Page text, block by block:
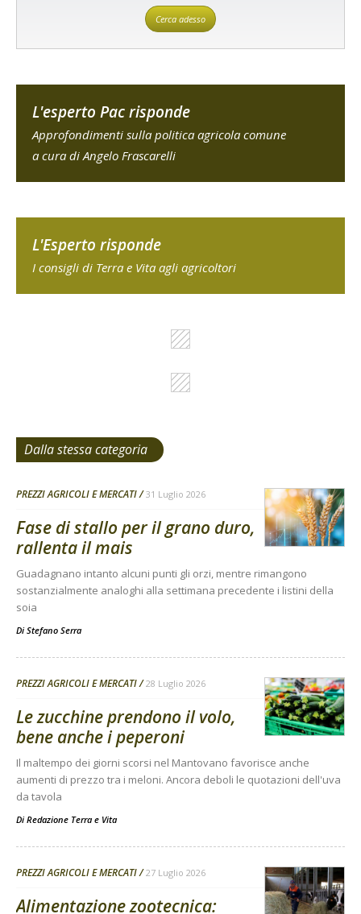
Cerca adesso
L'esperto Pac risponde
Approfondimenti sulla politica agricola comune
a cura di Angelo Frascarelli
L'Esperto risponde
I consigli di Terra e Vita agli agricoltori
Dalla stessa categoria
PREZZI AGRICOLI E MERCATI 31 Luglio 2026
Fase di stallo per il grano duro,
rallenta il mais
Guadagnano intanto alcuni punti gli orzi, mentre rimangono
sostanzialmente analoghi alla settimana precedente i listini della
soia
Di Stefano Serra
PREZZI AGRICOLI E MERCATI 28 Luglio 2026
Le zucchine prendono il volo,
bene anche i peperoni
Il maltempo dei giorni scorsi nel Mantovano favorisce anche
aumenti di prezzo tra i meloni. Ancora deboli le quotazioni dell'uva
da tavola
Di Redazione Terra e Vita
PREZZI AGRICOLI E MERCATI 27 Luglio 2026
Alimentazione zootecnica: